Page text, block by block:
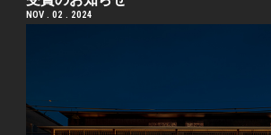
NOV . 02 . 2024